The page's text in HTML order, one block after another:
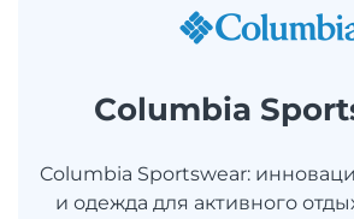
Columbia
Columbia Sportswear:
и одежда для активного